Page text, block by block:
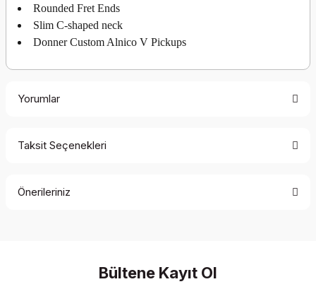
Rounded Fret Ends
Slim C-shaped neck
Donner Custom Alnico V Pickups
Yorumlar
Taksit Seçenekleri
Önerileriniz
Görüş ve önerileriniz için teşekkür ederiz.
Bültene Kayıt Ol